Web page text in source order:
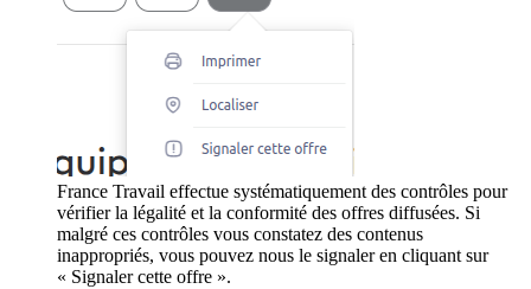
France Travail effectue systématiquement des contrôles pour
vérifier la légalité et la conformité des offres diffusées. Si
malgré ces contrôles vous constatez des contenus
inappropriés, vous pouvez nous le signaler en cliquant sur
« Signaler cette offre ».